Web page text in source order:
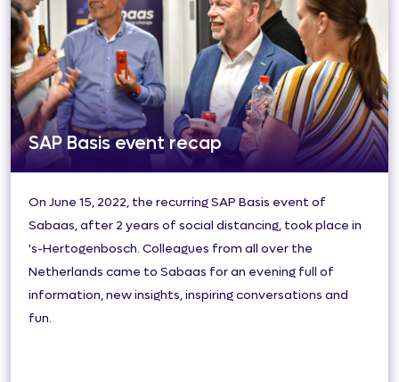
SAP Basis event recap
On June 15, 2022, the recurring SAP Basis event of
Sabaas, after 2 years of social distancing, took place in
's-Hertogenbosch. Colleagues from all over the
Netherlands came to Sabaas for an evening full of
information, new insights, inspiring conversations and
fun.